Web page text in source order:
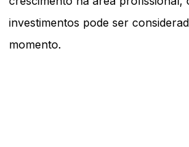
investimentos pode ser
momento.